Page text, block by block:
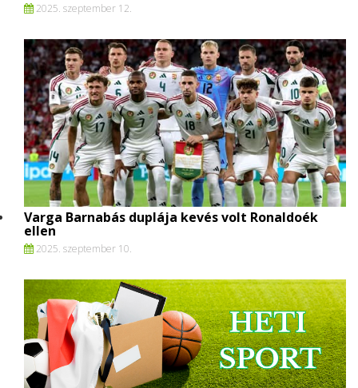
2025. szeptember 12.
Varga Barnabás duplája kevés volt Ronaldoék
ellen
2025. szeptember 10.